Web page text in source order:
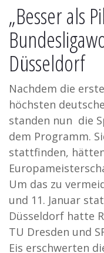
„Besser als
Düsseldorf
Nachdem die
höchsten
standen nun die
dem Programm.
stattfinden,
Um das zu
und 11. Januar
Düsseldorf hatte
TU Dresden und
Eis erschwerten